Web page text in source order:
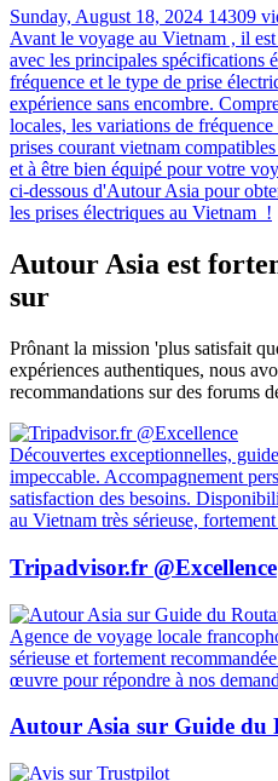
Tuesday, August 20, 2024 16155
La Thaïlande, pays des sourires et
chaque année des millions de
prévoyez un voyage dans ce
vous vous êtes peut-être déjà
pourboire en Thaïlande ? Et si
vise à vous éclairer sur cette
aisément dans la culture du
Électricité Au Vietnam :
Sunday, August 18, 2024 14309
Avant le voyage au Vietnam , il
fréquence et le type de prise
expérience sans encombre.
locales, les variations de fréquence
prises courant vietnam
et à être bien équipé pour votre
les prises électriques au Vietnam !
Autour Asia est
sur
Prônant la mission 'plus satisfait
expériences authentiques, nous
recommandations sur des forums